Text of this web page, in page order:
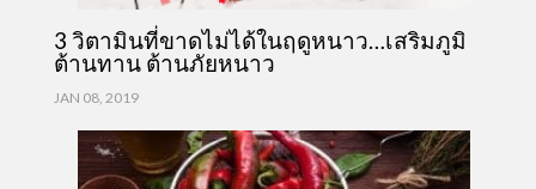
3 วิตามินที่ขาดไม่ได้ในฤดูหนาว…เสริมภูมิ
ต้านทาน ต้านภัยหนาว
JAN 08, 2019